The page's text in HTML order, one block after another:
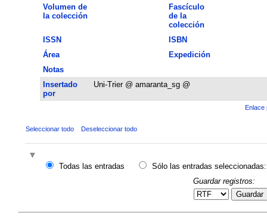
Volumen de
la colección
Fascículo
de la
colección
ISSN
ISBN
Área
Expedición
Notas
Insertado
por
Uni-Trier @ amaranta_sg @
Enlace
Seleccionar todo Deseleccionar todo
Todas las entradas
Sólo las entradas seleccionadas:
Guardar registros:
Guardar